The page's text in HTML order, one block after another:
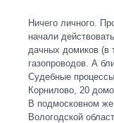
Ничего личного.
начали
дачных домиков (в
газопроводов. А
Судебные
Корнилово, 20
В подмосковном
Вологодской